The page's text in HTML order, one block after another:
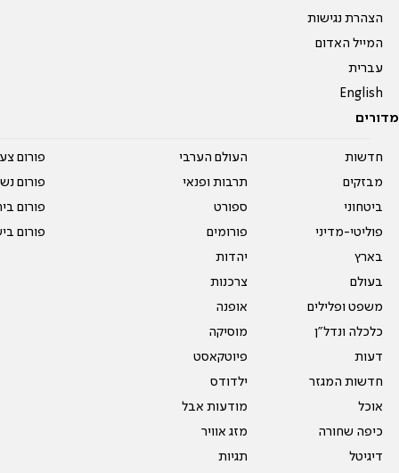
הצהרת נגישות
המייל האדום
עברית
English
מדורים
חדשות
מבזקים
ביטחוני
פוליטי-מדיני
בארץ
בעולם
משפט ופלילים
כלכלה ונדל"ן
דעות
חדשות המגזר
אוכל
כיפה שחורה
דיגיטל
העולם הערבי
תרבות ופנאי
ספורט
פורומים
יהדות
צרכנות
אופנה
מוסיקה
פיוטקאסט
ילדודס
מודעות אבל
מזג אוויר
תגיות
פורום
פורום
פורום
פורום